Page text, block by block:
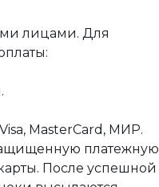
лицами. Для
MasterCard, МИР.
платежную
После успешной